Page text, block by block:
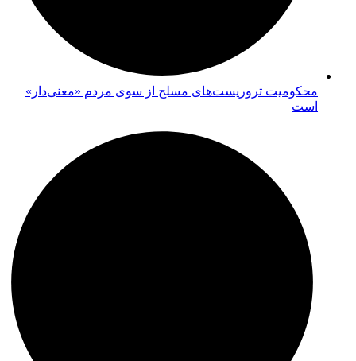
محکومیت تروریست‌های مسلح از سوی مردم «معنی‌دار»
است